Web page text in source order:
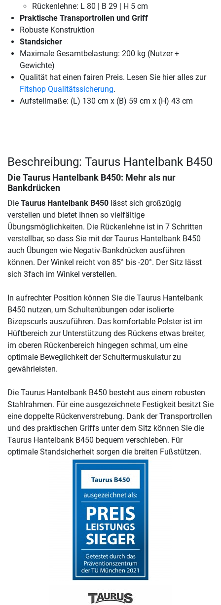
Rückenlehne: L 80 | B 29 | H 5 cm
Praktische Transportrollen und Griff
Robuste Konstruktion
Standsicher
Maximale Gesamtbelastung: 200 kg (Nutzer +
Gewichte)
Qualität hat einen fairen Preis. Lesen Sie hier alles zur
Fitshop Qualitätssicherung.
Aufstellmaße: (L) 130 cm x (B) 59 cm x (H) 43 cm
Beschreibung: Taurus Hantelbank B450
Die Taurus Hantelbank B450: Mehr als nur
Bankdrücken
Die Taurus Hantelbank B450 lässt sich großzügig
verstellen und bietet Ihnen so vielfältige
Übungsmöglichkeiten. Die Rückenlehne ist in 7 Schritten
verstellbar, so dass Sie mit der Taurus Hantelbank B450
auch Übungen wie Negativ-Bankdrücken ausführen
können. Der Winkel reicht von 85° bis -20°. Der Sitz lässt
sich 3fach im Winkel verstellen.
In aufrechter Position können Sie die Taurus Hantelbank
B450 nutzen, um Schulterübungen oder isolierte
Bizepscurls auszuführen. Das komfortable Polster ist im
Hüftbereich zur Unterstützung des Rückens etwas breiter,
im oberen Rückenbereich hingegen schmal, um eine
optimale Beweglichkeit der Schultermuskulatur zu
gewährleisten.
Die Taurus Hantelbank B450 besteht aus einem robusten
Stahlrahmen. Für eine ausgezeichnete Festigkeit besitzt Sie
eine doppelte Rückenverstrebung. Dank der Transportrollen
und des praktischen Griffs unter dem Sitz können Sie die
Taurus Hantelbank B450 bequem verschieben. Für
optimale Standsicherheit sorgen die breiten Fußstützen.